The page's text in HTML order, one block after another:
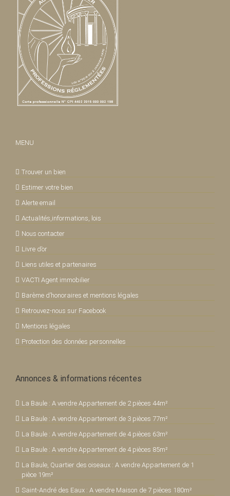
MENU
Trouver un bien
Estimer votre bien
Alerte email
Actualités,informations, lois
Nous contacter
Livre d’or
Liens utiles et partenaires
VACTI Agent immobilier
Barème d’honoraires et mentions légales
Retrouvez-nous sur Facebook
Mentions légales
Protection des données personnelles
Annonces & informations récentes
La Baule : A vendre Appartement de 2 pièces 44m²
La Baule : A vendre Appartement de 3 pièces 77m²
La Baule : A vendre Appartement de 4 pièces 63m²
La Baule : A vendre Appartement de 4 pièces 85m²
La Baule, Quartier des oiseaux : A vendre Appartement de 1
pièce 19m²
Saint-André des Eaux : A vendre Maison de 7 pièces 180m²